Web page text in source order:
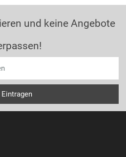
und keine Angebote